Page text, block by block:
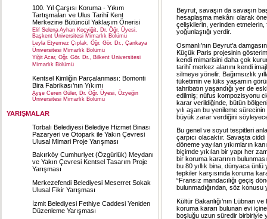
100. Yıl Çarşısı Koruma - Yıkım
Tartışmaları ve Ulus Tarihî Kent
Merkezine Bütüncül Yaklaşım Önerisi
Elif Selena Ayhan Koçyiğit, Dr. Öğr. Üyesi,
Başkent Üniversitesi Mimarlık Bölümü
Leyla Etyemez Çıplak, Öğr. Gör. Dr., Çankaya
Üniversitesi Mimarlık Bölümü
Yiğit Acar, Öğr. Gör. Dr., Bilkent Üniversitesi
Mimarlık Bölümü
Kentsel Kimliğin Parçalanması: Bomonti
Bira Fabrikası’nın Yıkımı
Ayşe Ceren Güler, Dr. Öğr. Üyesi, Özyeğin
Üniversitesi Mimarlık Bölümü
YARIŞMALAR
Torbalı Belediyesi Belediye Hizmet Binası
Pazaryeri ve Otopark ile Yakın Çevresi
Ulusal Mimari Proje Yarışması
Bakırköy Cumhuriyet (Özgürlük) Meydanı
ve Yakın Çevresi Kentsel Tasarım Proje
Yarışması
Merkezefendi Belediyesi Meserret Sokak
Ulusal Fikir Yarışması
İzmit Belediyesi Fethiye Caddesi Yeniden
Düzenleme Yarışması
Beyrut, savaşın da savaşın
hesaplaşma mekânı olarak
çelişkilerin, yerinden etmelerin,
yoğunlaştığı yerdir.
Osmanlı’nın Beyrut’a
Küçük Paris projesinin
kendi mimarisini daha çok
tarihî merkez alanını kendi
silmeye yönelir. Bağımsızlık
tüketimin ve lüks yaşamın
tahribatın yaşandığı yer de
edilmiş; nüfus kompozisyonu
karar verildiğinde, bütün
yılı aşan bu yenileme
büyük zarar verdiğini
Bu genel ve soyut tespitleri
çarpıcı olacaktır. Savaşta
döneme yayılan yıkımların
biçimde yıkılan bir yapı her
bir koruma kararının
bu 80 yıllık bina, dünyaca
tepkiler karşısında koruma
“Fransız mandacılığı geçiş
bulunmadığından, söz konusu
Kültür Bakanlığı’nın Lübnan
koruma kararı bulunan evi
boşluğu uzun süredir birbiriyle